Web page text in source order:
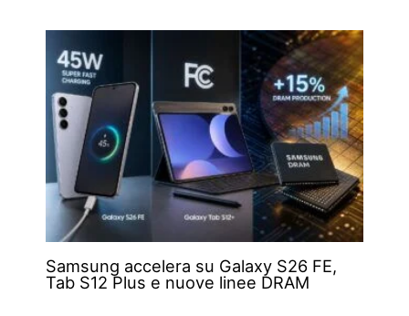
Samsung accelera su Galaxy S26 FE,
Tab S12 Plus e nuove linee DRAM